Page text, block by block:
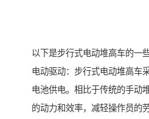
以下是步行式电动堆高车的一
电动驱动：步行式电动堆高车
电池供电。相比于传统的手动
的动力和效率，减轻操作员的